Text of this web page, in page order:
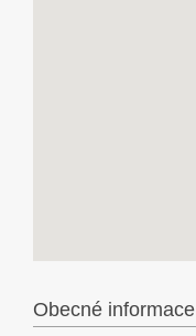
Obecné informace